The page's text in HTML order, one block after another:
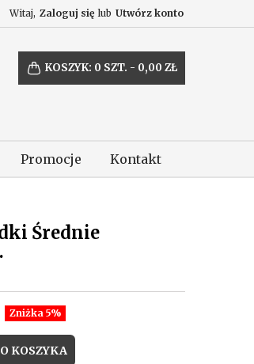
Witaj, Zaloguj się lub Utwórz konto
KOSZYK: 0 SZT. - 0,00 ZŁ
Promocje Kontakt
Średnie
Zniżka 5%
KOSZYKA